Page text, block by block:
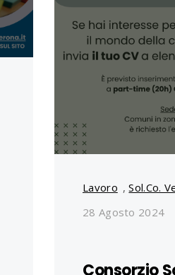
Lavoro ,Sol.Co.
28 Agosto 2024
Consorzio